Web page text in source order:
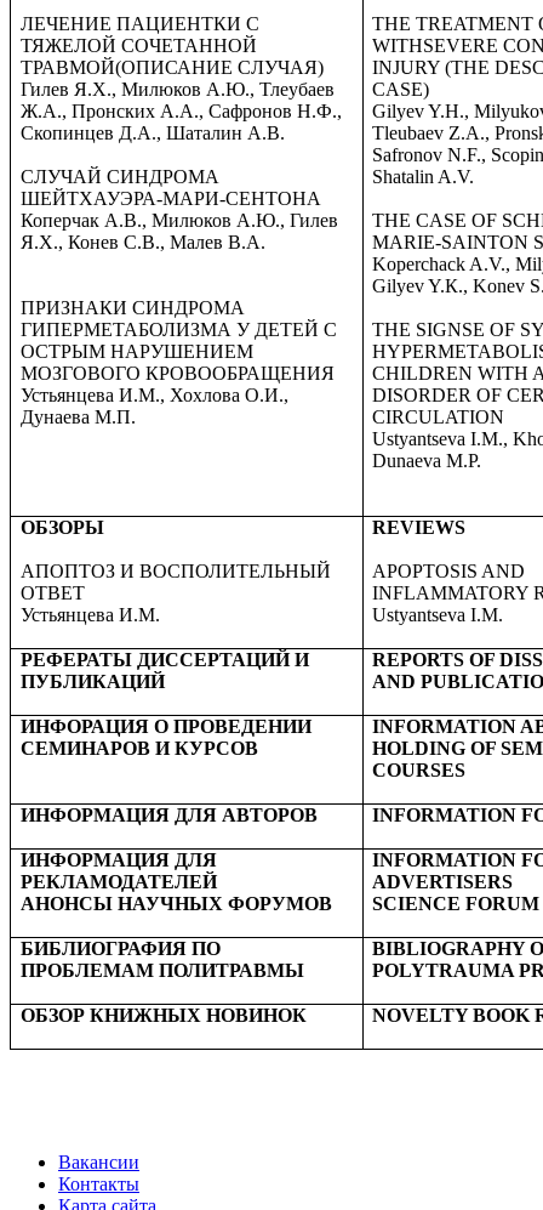
ЛЕЧЕНИЕ ПАЦИЕНТКИ С
ТЯЖЕЛОЙ СОЧЕТАННОЙ
ТРАВМОЙ(ОПИСАНИЕ СЛУЧАЯ)
Гилев Я.Х., Милюков А.Ю., Тлеубаев
Ж.А., Пронских А.А., Сафронов Н.Ф.,
Скопинцев Д.А., Шаталин А.В.
СЛУЧАЙ СИНДРОМА
ШЕЙТХАУЭРА-МАРИ-СЕНТОНА
Коперчак А.В., Милюков А.Ю., Гилев
Я.Х., Конев С.В., Малев В.А.
ПРИЗНАКИ СИНДРОМА
ГИПЕРМЕТАБОЛИЗМА У ДЕТЕЙ С
ОСТРЫМ НАРУШЕНИЕМ
МОЗГОВОГО КРОВООБРАЩЕНИЯ
Устьянцева И.М., Хохлова О.И.,
Дунаева М.П.
THE TREATMENT
WITHSEVERE
INJURY (THE
CASE)
Gilyev Y.H.,
Tleubaev Z.A.,
Safronov N.F.,
Shatalin A.V.
THE CASE OF
MARIE-SAINTON
Koperchack A.V.,
Gilyev Y.К., Konev
THE SIGNSE OF
CHILDREN WITH
DISORDER OF
CIRCULATION
Ustyantseva I.M.,
Dunaeva M.P.
ОБЗОРЫ
АПОПТОЗ И ВОСПОЛИТЕЛЬНЫЙ
ОТВЕТ
Устьянцева И.М.
REVIEWS
APOPTOSIS AND
INFLAMMATORY
Ustyantseva I.M.
РЕФЕРАТЫ ДИССЕРТАЦИЙ И
ПУБЛИКАЦИЙ
REPORTS OF
AND
ИНФОРАЦИЯ О ПРОВЕДЕНИИ
СЕМИНАРОВ И КУРСОВ
INFORMATION
HOLDING OF
COURSES
ИНФОРМАЦИЯ ДЛЯ АВТОРОВ INFORMATION
ИНФОРМАЦИЯ ДЛЯ
РЕКЛАМОДАТЕЛЕЙ
АНОНСЫ НАУЧНЫХ ФОРУМОВ
INFORMATION
ADVERTISERS
SCIENCE
БИБЛИОГРАФИЯ ПО
ПРОБЛЕМАМ ПОЛИТРАВМЫ
BIBLIOGRAPHY
POLYTRAUMA
ОБЗОР КНИЖНЫХ НОВИНОК NOVELTY BOOK
Вакансии
Контакты